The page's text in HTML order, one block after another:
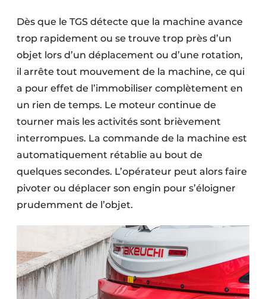
Dès que le TGS détecte que la machine avance
trop rapidement ou se trouve trop près d’un
objet lors d’un déplacement ou d’une rotation,
il arrête tout mouvement de la machine, ce qui
a pour effet de l’immobiliser complètement en
un rien de temps. Le moteur continue de
tourner mais les activités sont brièvement
interrompues. La commande de la machine est
automatiquement rétablie au bout de
quelques secondes. L’opérateur peut alors faire
pivoter ou déplacer son engin pour s’éloigner
prudemment de l’objet.